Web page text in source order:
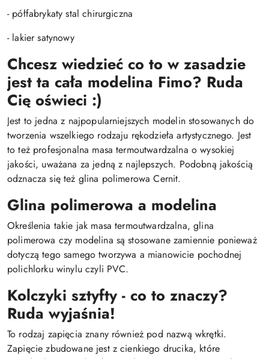
- półfabrykaty stal chirurgiczna
- lakier satynowy
Chcesz wiedzieć co to w zasadzie
jest ta cała modelina Fimo? Ruda
Cię oświeci :)
Jest to jedna z najpopularniejszych modelin stosowanych do
tworzenia wszelkiego rodzaju rękodzieła artystycznego. Jest
to też profesjonalna masa termoutwardzalna o wysokiej
jakości, uważana za jedną z najlepszych. Podobną jakością
odznacza się też glina polimerowa Cernit.
Glina polimerowa a modelina
Określenia takie jak masa termoutwardzalna, glina
polimerowa czy modelina są stosowane zamiennie ponieważ
dotyczą tego samego tworzywa a mianowicie pochodnej
polichlorku winylu czyli PVC.
Kolczyki sztyfty - co to znaczy?
Ruda wyjaśnia!
To rodzaj zapięcia znany również pod nazwą wkrętki.
Zapięcie zbudowane jest z cienkiego drucika, które